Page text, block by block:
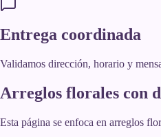
Entrega coordinada
Validamos dirección, horario y
Arreglos florales con
Esta página se enfoca en arreglos